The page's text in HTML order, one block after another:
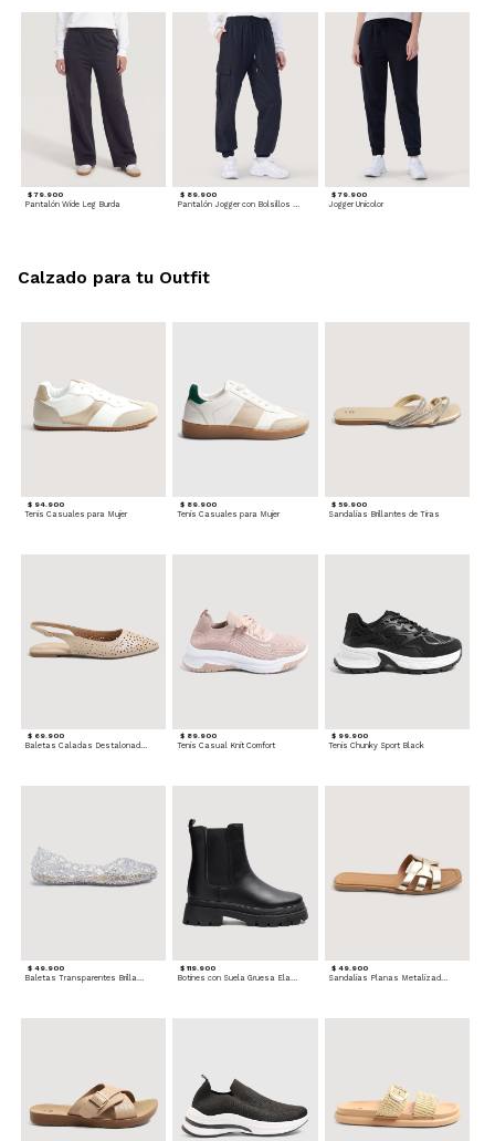
$ 79.900
Pantalón Wide Leg Burda
$ 89.900 $ 79.900
Jogger Unicolor
$ 94.900
Tenis Casuales para Mujer
$ 89.900
Tenis Casuales para Mujer
$ 59.900
Sandalias Brillantes de Tiras
$ 69.900
Baletas Caladas Destalonadas
$ 89.900
Tenis Casual Knit Comfort
$ 99.900
Tenis Chunky Sport Black
$ 49.900
Baletas Transparentes Brillantes
$ 119.900
Botines con Suela Gruesa Elastizada
$ 49.900
Sandalias Planas Metalizadas
Calzado para tu Outfit